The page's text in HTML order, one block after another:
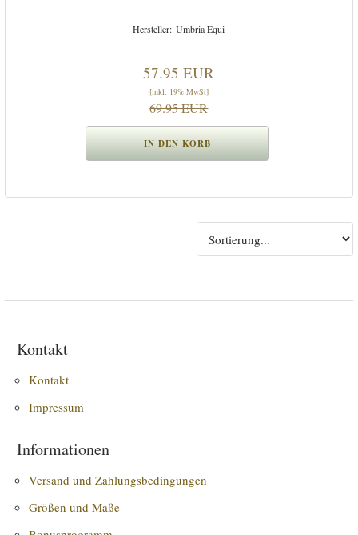
Umbria Equi
57.95 EUR
[inkl. 19% MwSt]
69.95 EUR
Kontakt
Kontakt
Impressum
Informationen
Versand und Zahlungsbedingungen
Größen und Maße